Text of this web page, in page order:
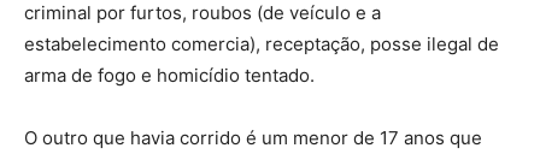
criminal por furtos, roubos (de veículo e a
estabelecimento comercia), receptação, posse ilegal de
arma de fogo e homicídio tentado.
O outro que havia corrido é um menor de 17 anos que